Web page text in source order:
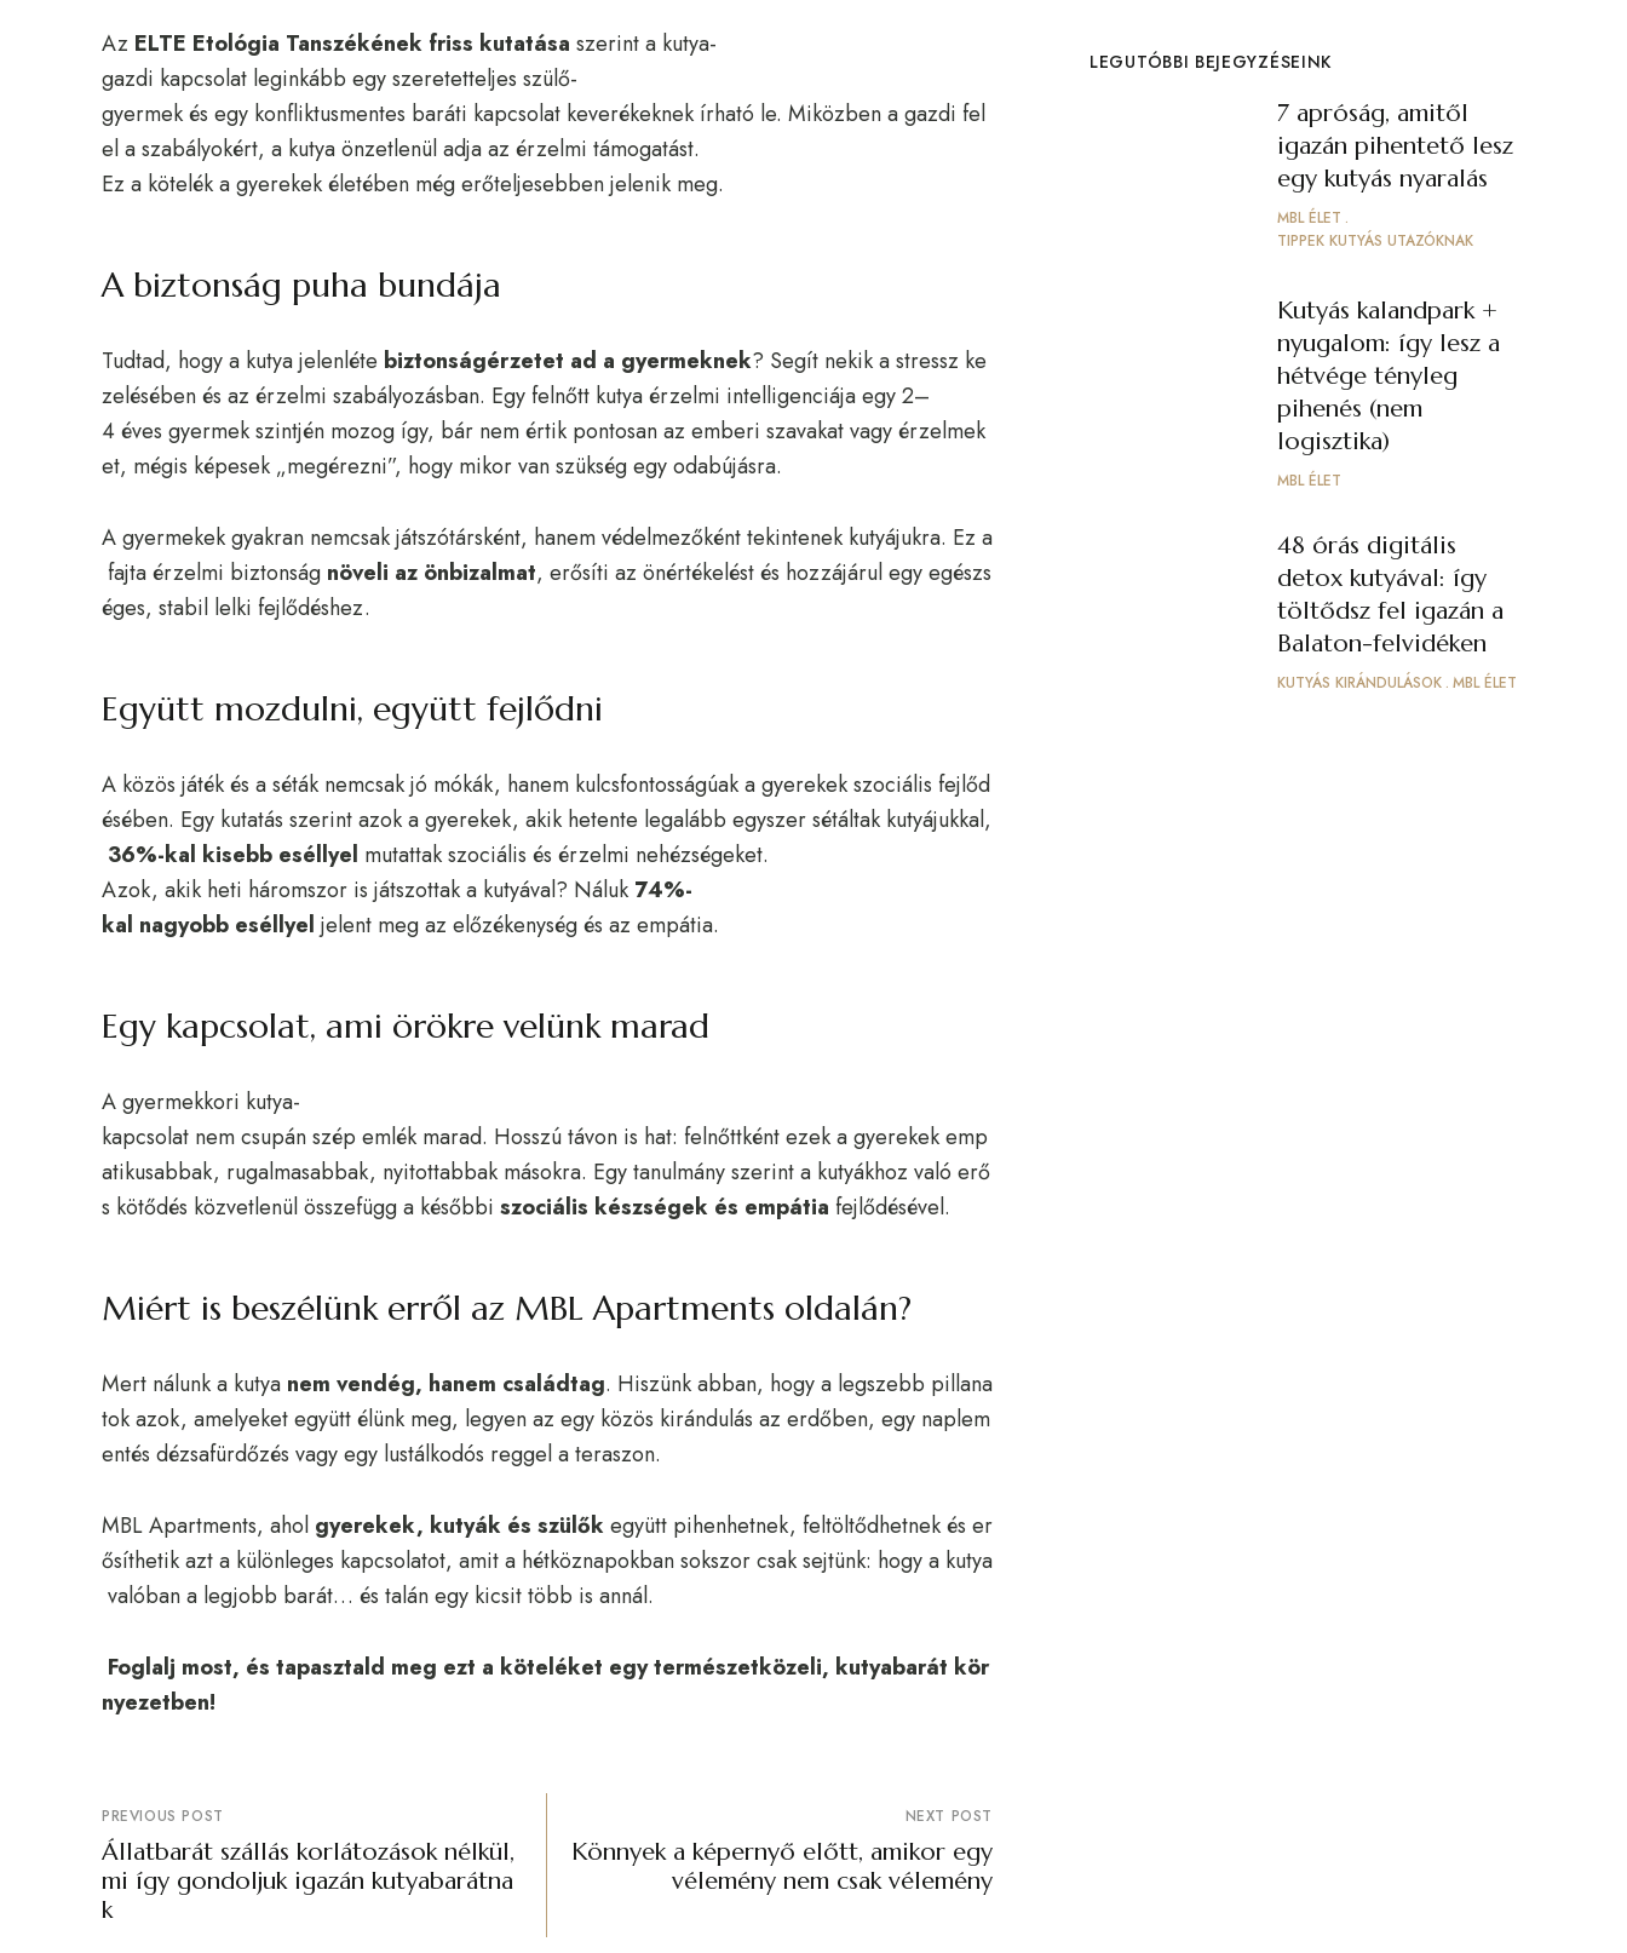
Az ELTE Etológia Tanszékének friss kutatása szerint a kutya-
gazdi kapcsolat leginkább egy szeretetteljes szülő-
gyermek és egy konfliktusmentes baráti kapcsolat keverékeknek írható le. Miközben a gazdi fel
el a szabályokért, a kutya önzetlenül adja az érzelmi támogatást.
Ez a kötelék a gyerekek életében még erőteljesebben jelenik meg.
A biztonság puha bundája
Tudtad, hogy a kutya jelenléte biztonságérzetet ad a gyermeknek? Segít nekik a stressz ke
zelésében és az érzelmi szabályozásban. Egy felnőtt kutya érzelmi intelligenciája egy 2–
4 éves gyermek szintjén mozog így, bár nem értik pontosan az emberi szavakat vagy érzelmek
et, mégis képesek „megérezni”, hogy mikor van szükség egy odabújásra.
A gyermekek gyakran nemcsak játszótársként, hanem védelmezőként tekintenek kutyájukra. Ez a
fajta érzelmi biztonság növeli az önbizalmat, erősíti az önértékelést és hozzájárul egy egészs
éges, stabil lelki fejlődéshez.
Együtt mozdulni, együtt fejlődni
A közös játék és a séták nemcsak jó mókák, hanem kulcsfontosságúak a gyerekek szociális fejlőd
ésében. Egy kutatás szerint azok a gyerekek, akik hetente legalább egyszer sétáltak kutyájukkal,
36%-kal kisebb eséllyel mutattak szociális és érzelmi nehézségeket.
Azok, akik heti háromszor is játszottak a kutyával? Náluk 74%-
kal nagyobb eséllyel jelent meg az előzékenység és az empátia.
Egy kapcsolat, ami örökre velünk marad
A gyermekkori kutya-
kapcsolat nem csupán szép emlék marad. Hosszú távon is hat: felnőttként ezek a gyerekek emp
atikusabbak, rugalmasabbak, nyitottabbak másokra. Egy tanulmány szerint a kutyákhoz való erő
s kötődés közvetlenül összefügg a későbbi szociális készségek és empátia fejlődésével.
Miért is beszélünk erről az MBL Apartments oldalán?
Mert nálunk a kutya nem vendég, hanem családtag. Hiszünk abban, hogy a legszebb pillana
tok azok, amelyeket együtt élünk meg, legyen az egy közös kirándulás az erdőben, egy naplem
entés dézsafürdőzés vagy egy lustálkodós reggel a teraszon.
MBL Apartments, ahol gyerekek, kutyák és szülőkegyütt pihenhetnek, feltöltődhetnek és er
ősíthetik azt a különleges kapcsolatot, amit a hétköznapokban sokszor csak sejtünk: hogy a kutya
valóban a legjobb barát… és talán egy kicsit több is annál.
Foglalj most, és tapasztald meg ezt a köteléket egy természetközeli, kutyabarát kör
nyezetben!
PREVIOUS POST
Állatbarát szállás korlátozások nélkül,
mi így gondoljuk igazán kutyabarátna
k
NEXT POST
Könnyek a képernyő előtt, amikor egy
vélemény nem csak vélemény
LEGUTÓBBI BEJEGYZÉSEINK
7 apróság, amitől
igazán pihentető lesz
egy kutyás nyaralás
MBL ÉLET
TIPPEK KUTYÁS UTAZÓKNAK
Kutyás kalandpark +
nyugalom: így lesz a
hétvége tényleg
pihenés (nem
logisztika)
MBL ÉLET
48 órás digitális
detox kutyával: így
töltődsz fel igazán a
Balaton-felvidéken
KUTYÁS KIRÁNDULÁSOK MBL ÉLET